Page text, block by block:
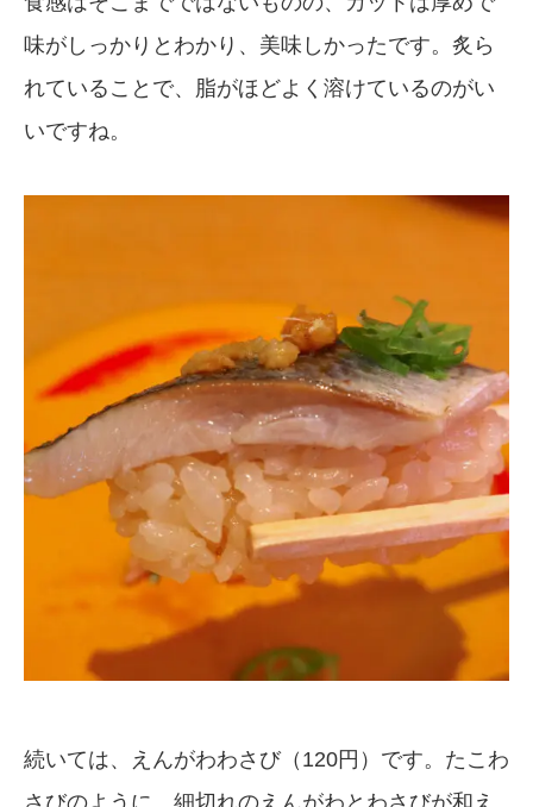
味がしっかりとわかり、美味しかったです。炙ら
れていることで、脂がほどよく溶けているのがい
いですね。
続いては、えんがわわさび（120円）です。たこわ